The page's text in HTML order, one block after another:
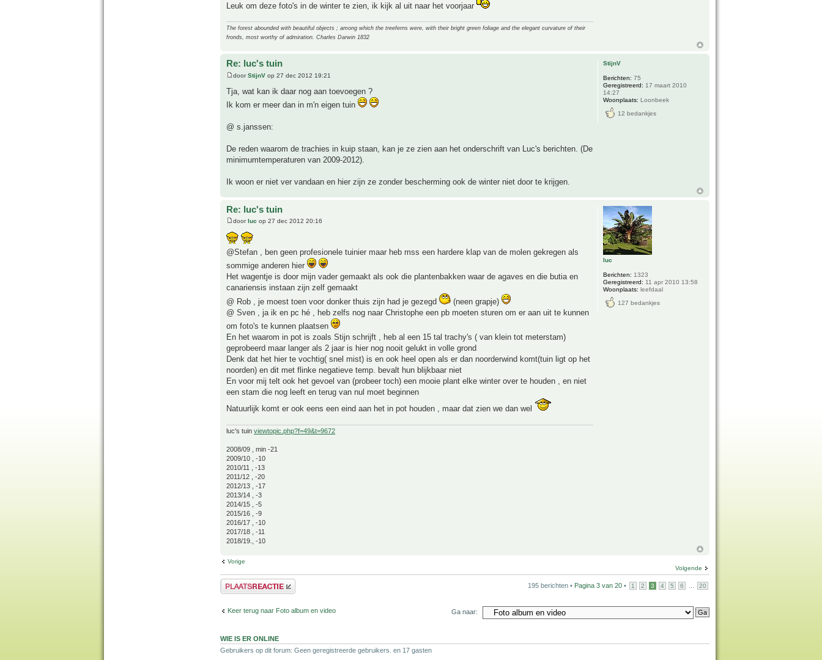
Leuk om deze foto's in de winter te zien, ik kijk al uit naar het voorjaar
The forest abounded with beautiful objects ; among which the treeferns were, with their bright green foliage and the elegant curvature of their
fronds, most worthy of admiration. Charles Darwin 1832
Re: luc's tuin
doorStijnV op 27 dec 2012 19:21
Tja, wat kan ik daar nog aan toevoegen ?
Ik kom er meer dan in m'n eigen tuin
@ s.janssen:
De reden waarom de trachies in kuip staan, kan je ze zien aan het onderschrift van Luc's berichten. (De
minimumtemperaturen van 2009-2012).
Ik woon er niet ver vandaan en hier zijn ze zonder bescherming ook de winter niet door te krijgen.
StijnV
Berichten: 75
Geregistreerd: 17 maart 2010
14:27
Woonplaats: Loonbeek
12 bedankjes
Re: luc's tuin
door luc op 27 dec 2012 20:16
@Stefan , ben geen profesionele tuinier maar heb mss een hardere klap van de molen gekregen als
sommige anderen hier
Het wagentje is door mijn vader gemaakt als ook die plantenbakken waar de agaves en die butia en
canariensis instaan zijn zelf gemaakt
@ Rob , je moest toen voor donker thuis zijn had je gezegd
(neen grapje)
@ Sven , ja ik en pc hé , heb zelfs nog naar Christophe een pb moeten sturen om er aan uit te kunnen
om foto's te kunnen plaatsen
En het waarom in pot is zoals Stijn schrijft , heb al een 15 tal trachy's ( van klein tot meterstam)
geprobeerd maar langer als 2 jaar is hier nog nooit gelukt in volle grond
Denk dat het hier te vochtig( snel mist) is en ook heel open als er dan noorderwind komt(tuin ligt op het
noorden) en dit met flinke negatieve temp. bevalt hun blijkbaar niet
En voor mij telt ook het gevoel van (probeer toch) een mooie plant elke winter over te houden , en niet
een stam die nog leeft en terug van nul moet beginnen
Natuurlijk komt er ook eens een eind aan het in pot houden , maar dat zien we dan wel
luc's tuin viewtopic.php?f=49&t=9672
2008/09 , min -21
2009/10 , -10
2010/11 , -13
2011/12 , -20
2012/13 , -17
2013/14 , -3
2014/15 , -5
2015/16 , -9
2016/17 , -10
2017/18 , -11
2018/19., -10
luc
Berichten: 1323
Geregistreerd: 11 apr 2010 13:58
Woonplaats: leefdaal
127 bedankjes
Vorige
Volgende
Plaats een reactie 195 berichten • Pagina 3 van 20 • 1 2 3 4 5 6 20
Keer terug naar Foto album en video Ga naar:
WIE IS ER ONLINE
Gebruikers op dit forum: Geen geregistreerde gebruikers. en 17 gasten